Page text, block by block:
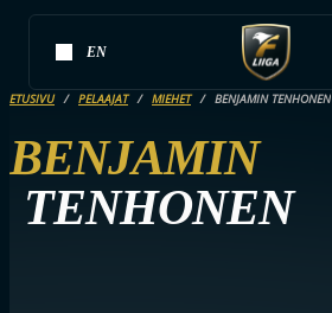
EN
ETUSIVU PELAAJAT MIEHET BENJAMIN TENHONEN
BENJAMIN
TENHONEN